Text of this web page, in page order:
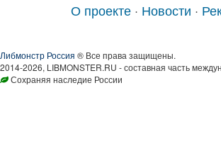
О проекте · Новости ·
Либмонстр Россия ® Все права защищены.
2014-2026, LIBMONSTER.RU - составная часть
Сохраняя наследие России